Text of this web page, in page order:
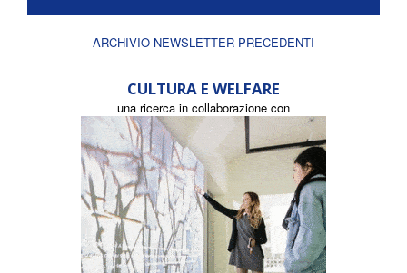
ARCHIVIO NEWSLETTER PRECEDENTI
CULTURA E WELFARE
una ricerca in collaborazione con